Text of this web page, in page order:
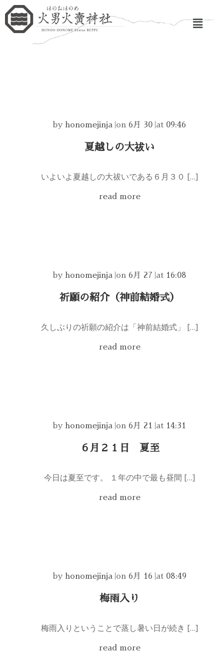
by honomejinja on 6月 30 at 09:46
夏越しの大祓い
いよいよ夏越しの大祓いである６月３０ […]
read more
by honomejinja on 6月 27 at 16:08
祈願の紹介（神前結婚式）
久しぶりの祈願の紹介は「神前結婚式」 […]
read more
by honomejinja on 6月 21 at 14:31
６月２１日 夏至
今日は夏至です。 １年の中で最も昼間 […]
read more
by honomejinja on 6月 16 at 08:49
梅雨入り
梅雨入りということで蒸し暑い日が続き […]
read more